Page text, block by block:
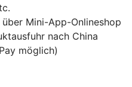
über Mini-App-Onlineshop
nach China
möglich)